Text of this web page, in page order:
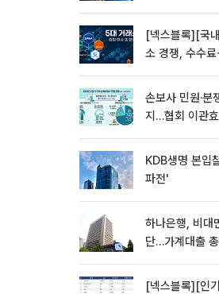
[넥스블록][국
소 경쟁, 수수료
손보사 민원·분
지…협회 이관효
KDB생명 본입
파전'
하나은행, 비대
단…가계대출
[넥스블록][인